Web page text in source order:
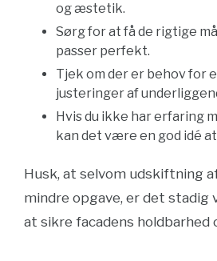
og æstetik.
Sørg for at få de rigtige
passer perfekt.
Tjek om der er behov
justeringer af
Hvis du ikke har erfaring
kan det være en god idé
Husk, at selvom udskiftning
mindre opgave, er det
at sikre facadens holdbarhed